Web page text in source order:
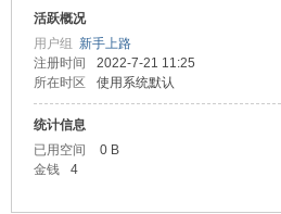
活跃概况
用户组 新手上路
注册时间
2022-7-21 11:25
所在时区
使用系统默认
统计信息
已用空间
0 B
金钱
4